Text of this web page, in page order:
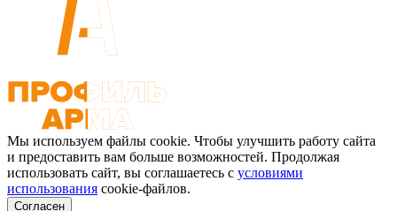
Мы используем файлы cookie. Чтобы улучшить работу сайта
и предоставить вам больше возможностей. Продолжая
использовать сайт, вы соглашаетесь с условиями
использования cookie-файлов.
Согласен